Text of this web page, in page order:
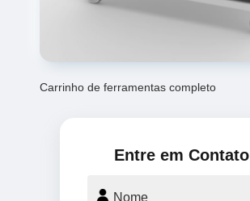
Carrinho de ferramentas completo
Entre em Contato